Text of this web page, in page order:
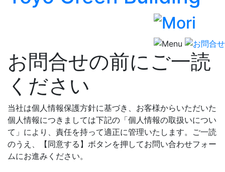
お問合せの前にご一読
ください
当社は個人情報保護方針に基づき、お客様からいただいた
個人情報につきましては下記の「個人情報の取扱いについ
て」により、責任を持って適正に管理いたします。ご一読
のうえ、【同意する】ボタンを押してお問い合わせフォー
ムにお進みください。